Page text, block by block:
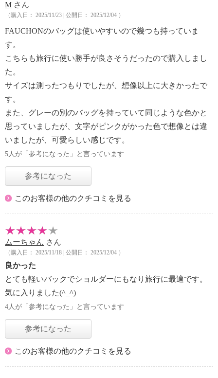
M さん
（購入日： 2025/11/23 | 公開日： 2025/12/04 ）
FAUCHONのバッグは使いやすいので幾つも持っていま
す。
こちらも旅行に使い勝手が良さそうだったので購入しまし
た。
サイズは測ったつもりでしたが、想像以上に大きかったで
す。
また、グレーの別のバッグを持っていて同じような色かと
思っていましたが、文字がピンクがかった色で想像とは違
いましたが、可愛らしい感じです。
5人が「参考になった」と言っています
参考になった
このお客様の他のクチコミを見る
ムーちゃん さん
（購入日： 2025/11/18 | 公開日： 2025/12/04 ）
良かった
とても軽いバックでショルダーにもなり旅行に最適です。
気に入りました(^_^)
4人が「参考になった」と言っています
参考になった
このお客様の他のクチコミを見る